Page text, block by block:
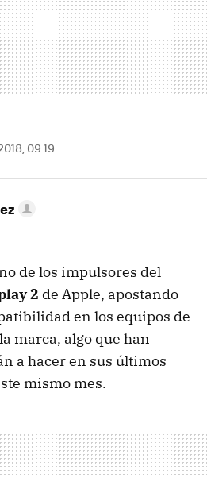
09:19
de los impulsores del
2 de Apple, apostando
en los equipos de
marca, algo que han
a hacer en sus últimos
mismo mes.